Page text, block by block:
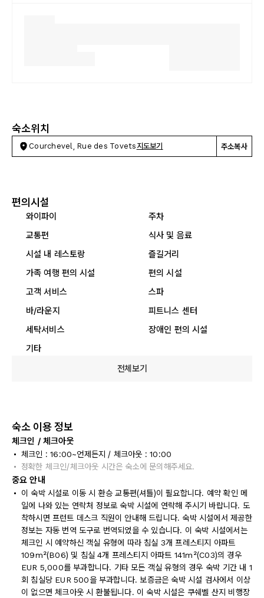
숙소위치
Courchevel, Rue des Tovets 지도보기 주소복사
편의시설
와이파이
주차
교통편
식사 및 음료
시설 내 레스토랑
즐길거리
가족 여행 편의 시설
편의 시설
고객 서비스
스파
바/라운지
피트니스 센터
세탁서비스
장애인 편의 시설
기타
전체보기
숙소 이용 정보
체크인 / 체크아웃
체크인 : 16:00~언제든지 / 체크아웃 : 10:00
정확한 체크인/체크아웃 시간은 숙소에 문의해주세요.
중요 안내
이 숙박 시설로 이동 시 환승 교통편(셔틀)이 필요합니다. 예약 확인 메
일에 나와 있는 연락처 정보로 숙박 시설에 연락해 주시기 바랍니다. 도
착하시면 프런트 데스크 직원이 안내해 드립니다. 숙박 시설에서 제공한
정보는 자동 번역 도구로 번역되었을 수 있습니다. 이 숙박 시설에서는
체크인 시 예약하신 객실 유형에 따라 침실 3개 프레스티지 아파트
109m²(B06) 및 침실 4개 프레스티지 아파트 141m²(C03)의 경우
EUR 5,000를 부과합니다. 기타 모든 객실 유형의 경우 숙박 기간 내 1
회 침실당 EUR 500을 부과합니다. 보증금은 숙박 시설 검사에서 이상
이 없으면 체크아웃 시 환불됩니다. 이 숙박 시설은 쿠쉐벨 산지 비행장